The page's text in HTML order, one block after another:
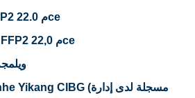
ويلم 205.17 FFP2 م 22.0ce
ويليكوم 205.17 FFP2 م 22,0ce